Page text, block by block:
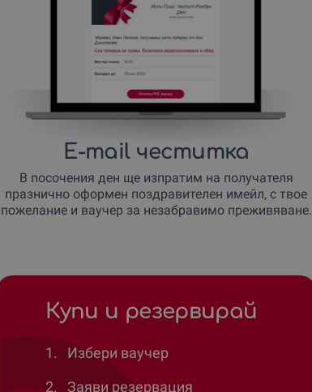
E-mail честитка
В посочения ден ще изпратим на получателя
празнично оформен поздравителен имейл, с твое
пожелание и ваучер за незабравимо преживяване.
Купи и резервирай
1.
Избери ваучер
2.
Заяви резервация